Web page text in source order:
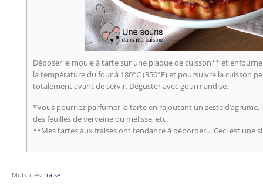
Déposer le moule à tarte sur une plaque de cuisson** et
la température du four à 180°C (350°F) et poursuivre la cuisson
totalement avant de servir. Déguster avec gourmandise.
*Vous pourriez parfumer la tarte en rajoutant un zeste d’agrume,
des feuilles de verveine ou mélisse, etc.
**Mes tartes aux fraises ont tendance à déborder… Ceci est une
Mots-clés: fraise